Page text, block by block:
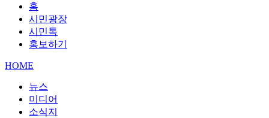
홈
시민광장
시민톡
홍보하기
HOME
뉴스
미디어
소식지